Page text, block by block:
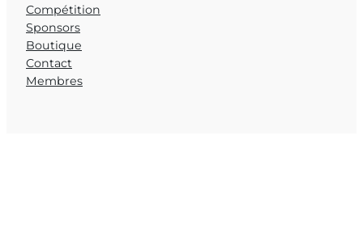
Compétition
Sponsors
Boutique
Contact
Membres